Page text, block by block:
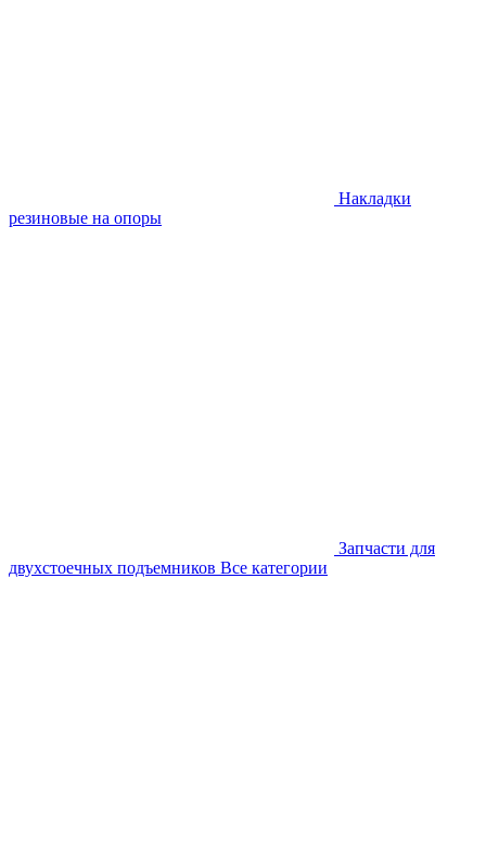
Накладки
резиновые на опоры
Запчасти для
двухстоечных подъемников Все категории